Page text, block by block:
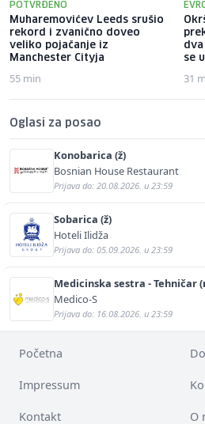
POTVRĐENO
Muharemovićev Leeds srušio
rekord i zvanično doveo
veliko pojačanje iz
Manchester Cityja
55 min
se
31
Oglasi za posao
Konobarica (ž)
Bosnian House Restaurant
Prijava do: 20.08.2026. u 23:59
Sobarica (ž)
Hoteli Ilidža
Prijava do: 05.09.2026. u 23:59
Medicinska sestra - Tehničar
Medico-S
Prijava do: 16.08.2026. u 23:59
Početna
Impressum
Kontakt O